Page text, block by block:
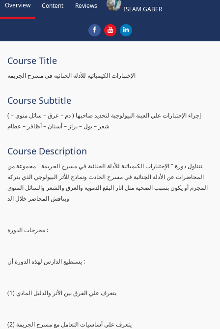
Overview Content Reviews ISLAM GABER
Course Title
الإختبارات الكيميائية للأدلة الجنائية في مسرح الجريمة
Course Subtitle
( إجراء الإختبارات علي العينة البيولوجية لتحديد صاحبها ( دم – عرق – سائل منوي –
شعر – بول – براز – أسنان – أظافر – عظام
Course Description
تتناول دورة " الإختبارات الكيميائية للأدلة الجنائية في مسرح الجريمة " مجموعة من
المحاضرات عن الأدلة الجنائية في مسرح الحادث ونماذج للأثر البيولوجي الذي يتركه
المجرم أو يكون بسبب الضحية مثل اثار البقع الدموية والعرق والشعر والسائل المنوي
ويناقش المحاضر خلال الد
مخرجات الدورة :
يستطيع الدارس لهذه الدورة أن :
(1) يتعرف علي الفرق بين الأثر والدليل المادي
(2) يتعرف علي أساسيات التعامل مع مسرح الجريمة